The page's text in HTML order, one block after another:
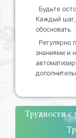
Будьте
Каждый шаг,
обосновать.
Регулярно
знаниями и
Трудности с